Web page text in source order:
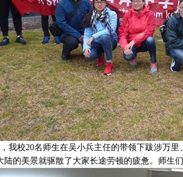
我校20名师生在吴小兵主任的带领下跋涉万里
陆的美景就驱散了大家长途劳顿的疲惫。师生